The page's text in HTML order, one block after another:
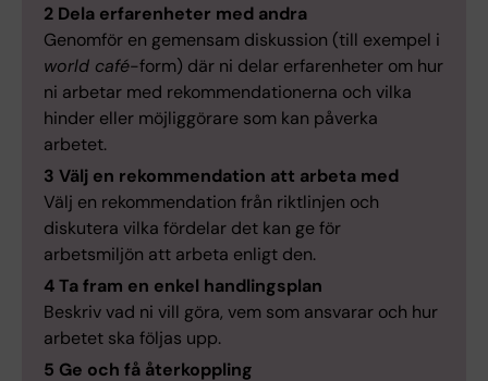
2 Dela erfarenheter med andra
Genomför en gemensam diskussion (till exempel i
world café-form) där ni delar erfarenheter om hur
ni arbetar med rekommendationerna och vilka
hinder eller möjliggörare som kan påverka
arbetet.
3 Välj en rekommendation att arbeta med
Välj en rekommendation från riktlinjen och
diskutera vilka fördelar det kan ge för
arbetsmiljön att arbeta enligt den.
4 Ta fram en enkel handlingsplan
Beskriv vad ni vill göra, vem som ansvarar och hur
arbetet ska följas upp.
5 Ge och få återkoppling